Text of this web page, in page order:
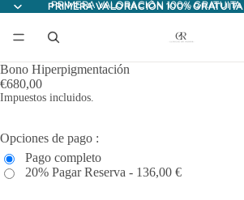
PRIMERA VALORACIÓN 100% GRATUITA
PRIMERA VALORACIÓN 100% GRATUITA
Bono Hiperpigmentación
€680,00
Impuestos incluidos.
Opciones de pago :
Pago completo
20% Pagar Reserva - 136,00 €